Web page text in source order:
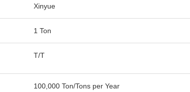
Xinyue
1 Ton
T/T
100,000 Ton/Tons per Year